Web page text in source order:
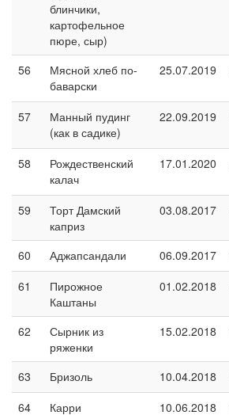
блинчики,
картофельное
пюре, сыр)
56
Мясной хлеб по-
баварски
25.07.2019
57
Манный пудинг
(как в садике)
22.09.2019
58
Рождественский
калач
17.01.2020
59
Торт Дамский
каприз
03.08.2017
60 Аджапсандали 06.09.2017
61
Пирожное
Каштаны
01.02.2018
62
Сырник из
ряженки
15.02.2018
63
Бризоль 10.04.2018
64
Карри 10.06.2018